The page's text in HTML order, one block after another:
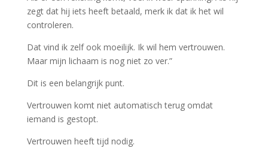
zegt dat hij iets heeft betaald, merk ik dat ik het wil
controleren.
Dat vind ik zelf ook moeilijk. Ik wil hem vertrouwen.
Maar mijn lichaam is nog niet zo ver.”
Dit is een belangrijk punt.
Vertrouwen komt niet automatisch terug omdat
iemand is gestopt.
Vertrouwen heeft tijd nodig.